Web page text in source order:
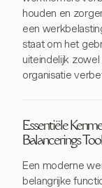
houden en
een
staat om het
uiteindelijk
organisatie
Essentiële
Balancerings Tool
Een moderne
belangrijke